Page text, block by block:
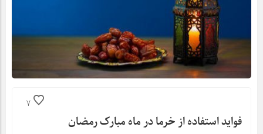
7
فواید استفاده از خرما در ماه مبارک رمضان